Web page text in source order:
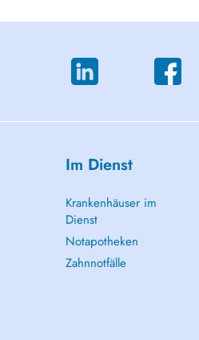
Im Dienst
Krankenhäuser im
Dienst
Notapotheken
Zahnnotfälle